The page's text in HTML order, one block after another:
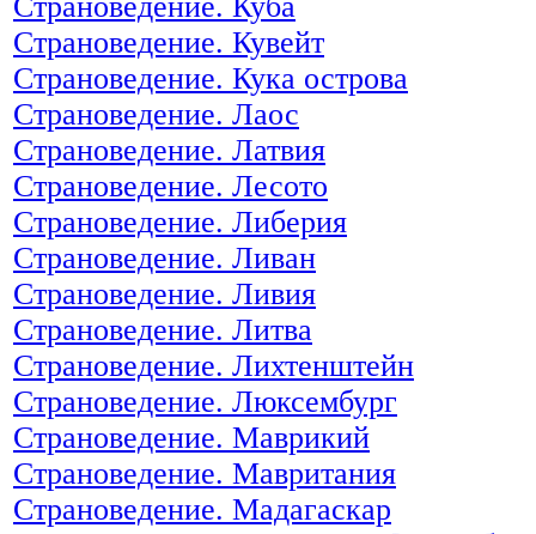
Страноведение. Кувейт
Страноведение. Кука острова
Страноведение. Лаос
Страноведение. Латвия
Страноведение. Лесото
Страноведение. Либерия
Страноведение. Ливан
Страноведение. Ливия
Страноведение. Литва
Страноведение. Лихтенштейн
Страноведение. Люксембург
Страноведение. Маврикий
Страноведение. Мавритания
Страноведение. Мадагаскар